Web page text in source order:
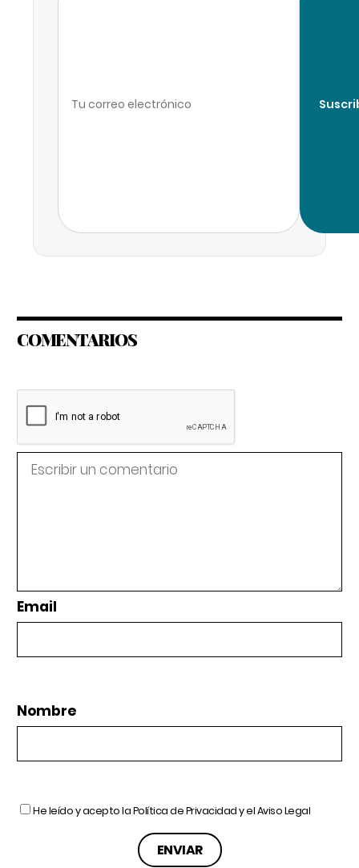
COMENTARIOS
Email
Nombre
He leído y acepto laPolítica de Privacidady elAviso Legal